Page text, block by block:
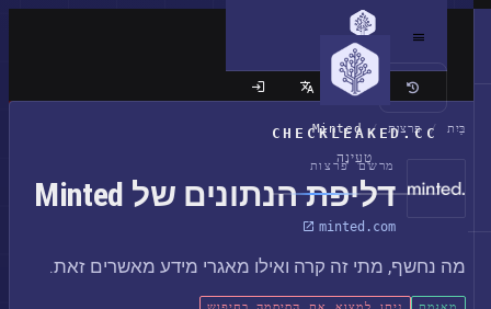
CHECKLEAKED.CC
טְעִינָה
האתר הקלאסי
/ פרצות /
Minted
מרשם פרצות
דליפת הנתונים של Minted
minted.com
מה נחשף, מתי זה קרה ואילו מאגרי מידע מאשרים זאת.